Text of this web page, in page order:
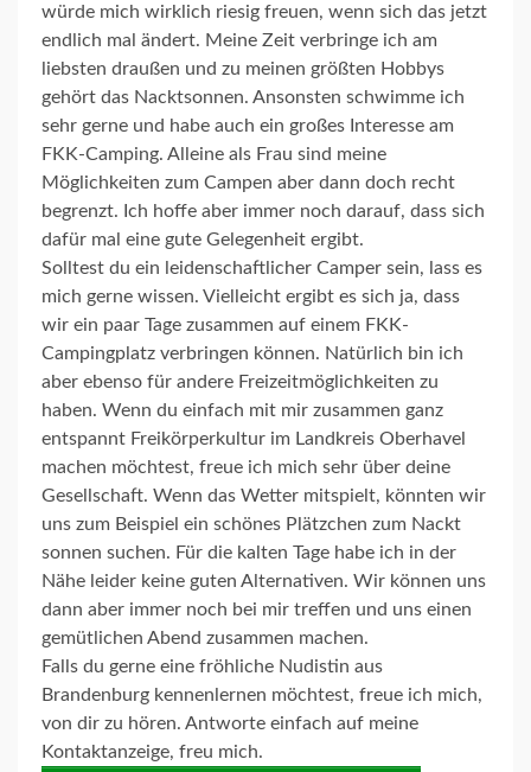
würde mich wirklich riesig freuen, wenn sich das jetzt
endlich mal ändert. Meine Zeit verbringe ich am
liebsten draußen und zu meinen größten Hobbys
gehört das Nacktsonnen. Ansonsten schwimme ich
sehr gerne und habe auch ein großes Interesse am
FKK-Camping. Alleine als Frau sind meine
Möglichkeiten zum Campen aber dann doch recht
begrenzt. Ich hoffe aber immer noch darauf, dass sich
dafür mal eine gute Gelegenheit ergibt.
Solltest du ein leidenschaftlicher Camper sein, lass es
mich gerne wissen. Vielleicht ergibt es sich ja, dass
wir ein paar Tage zusammen auf einem FKK-
Campingplatz verbringen können. Natürlich bin ich
aber ebenso für andere Freizeitmöglichkeiten zu
haben. Wenn du einfach mit mir zusammen ganz
entspannt Freikörperkultur im Landkreis Oberhavel
machen möchtest, freue ich mich sehr über deine
Gesellschaft. Wenn das Wetter mitspielt, könnten wir
uns zum Beispiel ein schönes Plätzchen zum Nackt
sonnen suchen. Für die kalten Tage habe ich in der
Nähe leider keine guten Alternativen. Wir können uns
dann aber immer noch bei mir treffen und uns einen
gemütlichen Abend zusammen machen.
Falls du gerne eine fröhliche Nudistin aus
Brandenburg kennenlernen möchtest, freue ich mich,
von dir zu hören. Antworte einfach auf meine
Kontaktanzeige, freu mich.